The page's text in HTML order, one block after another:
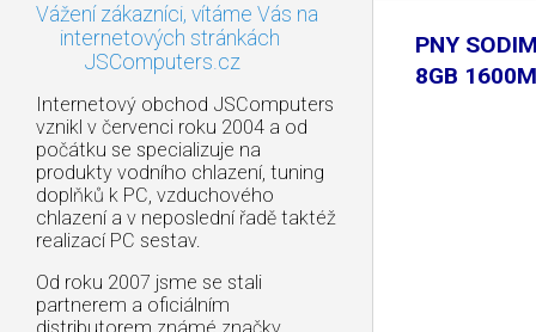
Vážení zákazníci, vítáme Vás na
internetových stránkách
JSComputers.cz
Internetový obchod JSComputers
vznikl v červenci roku 2004 a od
počátku se specializuje na
produkty vodního chlazení, tuning
doplňků k PC, vzduchového
chlazení a v neposlední řadě taktéž
realizací PC sestav.
Od roku 2007 jsme se stali
partnerem a oficiálním
PNY
8GB